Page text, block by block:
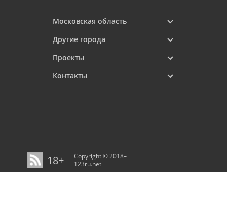
Московская область
Другие города
Проекты
Контакты
18+
Copyright © 2018–
123ru.net